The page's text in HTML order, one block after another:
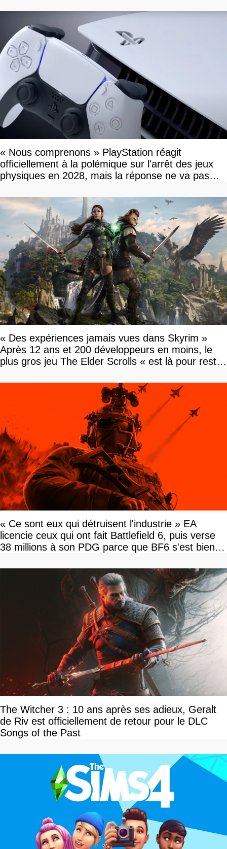
« Nous comprenons » PlayStation réagit
officiellement à la polémique sur l'arrêt des jeux
physiques en 2028, mais la réponse ne va pas
« Des expériences jamais vues dans Skyrim »
Après 12 ans et 200 développeurs en moins, le
plus gros jeu The Elder Scrolls « est là pour rester
« Ce sont eux qui détruisent l'industrie » EA
licencie ceux qui ont fait Battlefield 6, puis verse
38 millions à son PDG parce que BF6 s'est bien
The Witcher 3 : 10 ans après ses adieux, Geralt
de Riv est officiellement de retour pour le DLC
Songs of the Past